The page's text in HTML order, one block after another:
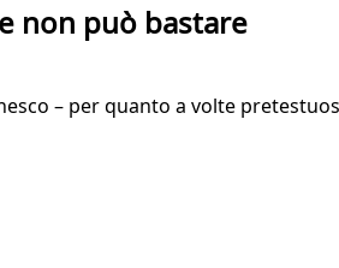
non può bastare
– per quanto a volte